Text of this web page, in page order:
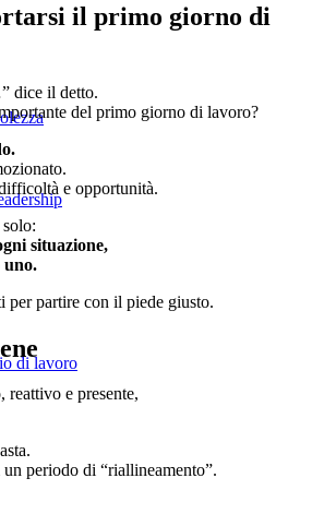
di lavoro
il primo giorno di
dice il detto.
del primo giorno di lavoro?
e opportunità.
situazione,
uno.
per partire con il piede giusto.
reattivo e presente,
periodo di “riallineamento”.